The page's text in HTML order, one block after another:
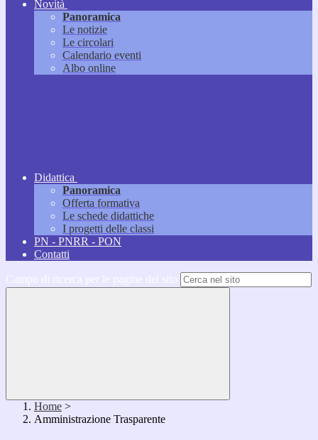
Novità
Panoramica
Le notizie
Le circolari
Calendario eventi
Albo online
Didattica
Panoramica
Offerta formativa
Le schede didattiche
I progetti delle classi
PN - PNRR - PON
Contatti
Home >
Amministrazione Trasparente